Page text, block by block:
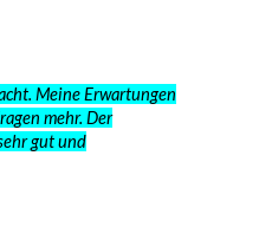
Meine Erwartungen
mehr. Der
gut und